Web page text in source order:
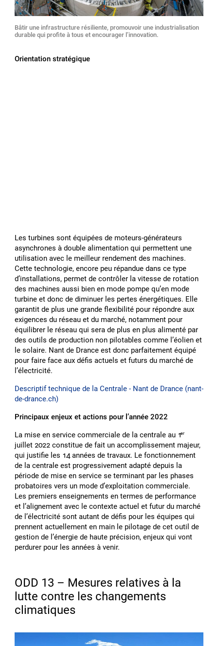
Bâtir une infrastructure résiliente, promouvoir une industrialisation
durable qui profite à tous et encourager lʼinnovation.
Orientation stratégique
Les turbines sont équipées de moteurs-générateurs
asynchrones à double alimentation qui permettent une
utilisation avec le meilleur rendement des machines.
Cette technologie, encore peu répandue dans ce type
dʼinstallations, permet de contrôler la vitesse de rotation
des machines aussi bien en mode pompe quʼen mode
turbine et donc de diminuer les pertes énergétiques. Elle
garantit de plus une grande flexibilité pour répondre aux
exigences du réseau et du marché, notamment pour
équilibrer le réseau qui sera de plus en plus alimenté par
des outils de production non pilotables comme lʼéolien et
le solaire. Nant de Drance est donc parfaitement équipé
pour faire face aux défis actuels et futurs du marché de
lʼélectricité.
Descriptif technique de la Centrale - Nant de Drance (nant-
de-drance.ch)
Principaux enjeux et actions pour lʼannée 2022
La mise en service commerciale de la centrale au 1er
juillet 2022 constitue de fait un accomplissement majeur,
qui justifie les 14 années de travaux. Le fonctionnement
de la centrale est progressivement adapté depuis la
période de mise en service se terminant par les phases
probatoires vers un mode dʼexploitation commerciale.
Les premiers enseignements en termes de performance
et lʼalignement avec le contexte actuel et futur du marché
de lʼélectricité sont autant de défis pour les équipes qui
prennent actuellement en main le pilotage de cet outil de
gestion de lʼénergie de haute précision, enjeux qui vont
perdurer pour les années à venir.
ODD 13 – Mesures relatives à la
lutte contre les changements
climatiques